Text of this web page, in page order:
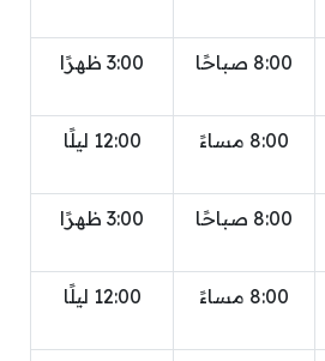
8:00 صباحًا 3:00 ظهرًا
8:00 مساءً 12:00 ليلًا
8:00 صباحًا 3:00 ظهرًا
8:00 مساءً 12:00 ليلًا